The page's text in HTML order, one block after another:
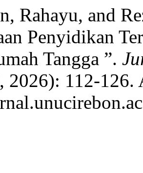
Rahayu, and
Penyidikan
Tangga ”.
112-126.